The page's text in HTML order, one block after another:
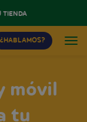
TIENDA
¿HABLAMOS?
móvil
tu